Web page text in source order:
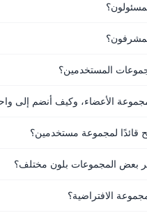
المستخدمين؟
الأعضاء، وكيف أنضم إلى
قائدًا لمجموعة مستخدمين؟
بعض المجموعات بلون مختلف؟
الافتراضية؟